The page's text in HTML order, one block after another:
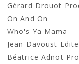
Gérard Drouot
On And On
Who's Ya Mama
Jean Davoust
Béatrice Adnot